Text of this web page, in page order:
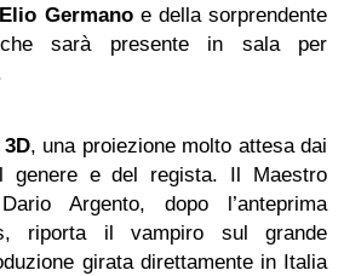
Elio Germanoe della sorprendente
che sarà presente in sala per
, una proiezione molto attesa dai
genere e del regista. Il Maestro
Argento, dopo l’anteprima
riporta il vampiro sul grande
girata direttamente in Italia